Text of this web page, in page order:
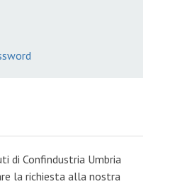
di Confindustria Umbria
la richiesta alla nostra